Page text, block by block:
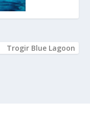
Trogir Blue Lagoon